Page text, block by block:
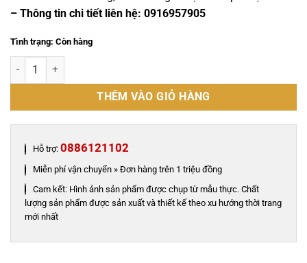
– Thông tin chi tiết liên hệ: 0916957905
Tình trạng: Còn hàng
Dây nịt da cá sấu cao cấp - Khóa bạc Ý S925 số lượng
THÊM VÀO GIỎ HÀNG
Hỗ trợ: 0886121102
Miễn phí vận chuyển » Đơn hàng trên 1 triệu đồng
Cam kết: Hình ảnh sản phẩm được chụp từ mẫu thực. Chất
lượng sản phẩm được sản xuất và thiết kế theo xu hướng thời trang
mới nhất